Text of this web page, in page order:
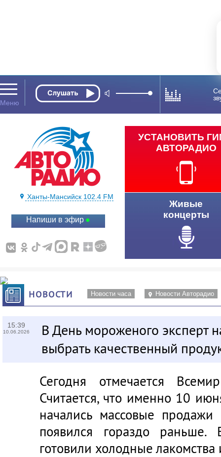
Ханты-Мансийск 102.4 FM
Напиши в эфир
УСТАНОВИТЬ
АВТОРАДИО
Живые
концерты
НОВОСТИ Новости часа Новости Авторадио
15:39
10.06.2026
В День мороженого эксперт
выбрать качественный
Сегодня отмечается
Считается, что именно 10
начались массовые
появился гораздо
готовили холодные лакомства